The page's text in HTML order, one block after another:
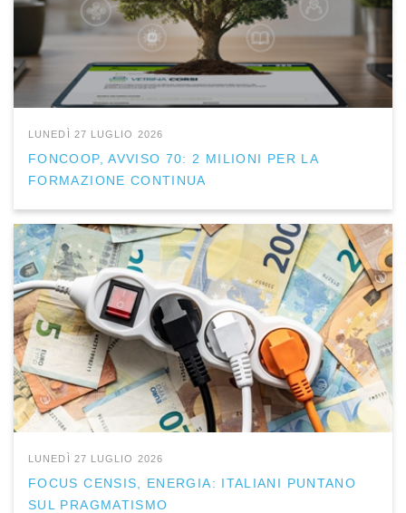
LUNEDÌ 27 LUGLIO 2026
FONCOOP, AVVISO 70: 2 MILIONI PER LA
FORMAZIONE CONTINUA
LUNEDÌ 27 LUGLIO 2026
FOCUS CENSIS, ENERGIA: ITALIANI PUNTANO
SUL PRAGMATISMO